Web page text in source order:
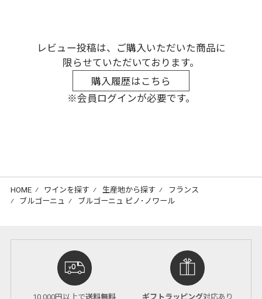
レビュー投稿は、ご購入いただいた商品に
限らせていただいております。
購入履歴はこちら
※会員ログインが必要です。
HOME ⁄ ワインを探す ⁄ 生産地から探す ⁄ フランス
⁄ ブルゴーニュ ⁄ ブルゴーニュ ピノ･ノワール